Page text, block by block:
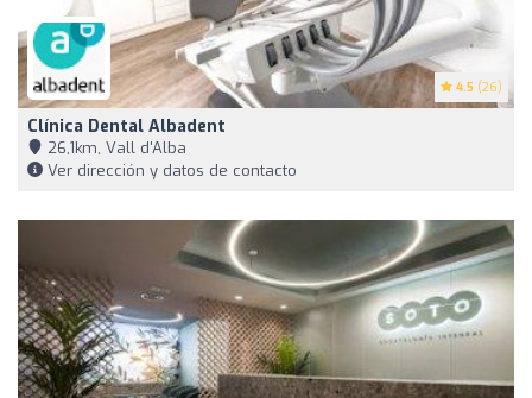
4.5 (26)
Clínica Dental Albadent
26,1km, Vall d'Alba
Ver dirección y datos de contacto